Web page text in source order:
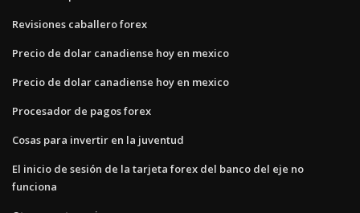
Revisiones caballero forex
Precio de dolar canadiense hoy en mexico
Precio de dolar canadiense hoy en mexico
Procesador de pagos forex
Cosas para invertir en la juventud
El inicio de sesión de la tarjeta forex del banco del eje no
funciona